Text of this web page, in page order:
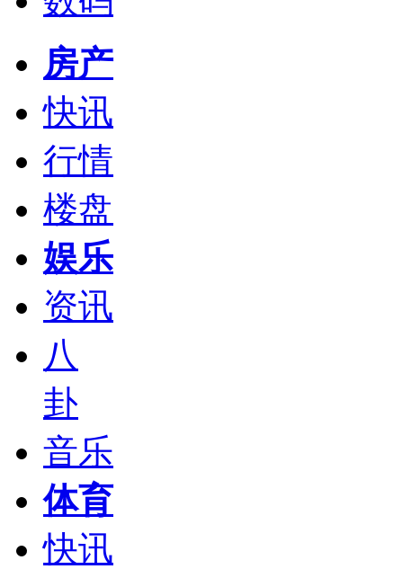
房产
快讯
行情
楼盘
娱乐
资讯
八
卦
音乐
体育
快讯